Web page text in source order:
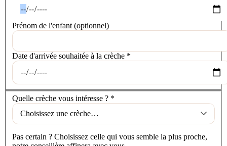
Prénom de l'enfant (optionnel)
Date d'arrivée souhaitée à la crèche *
La crèche
Quelle crèche vous intéresse ? *
Pas certain ? Choisissez celle qui vous semble la plus proche,